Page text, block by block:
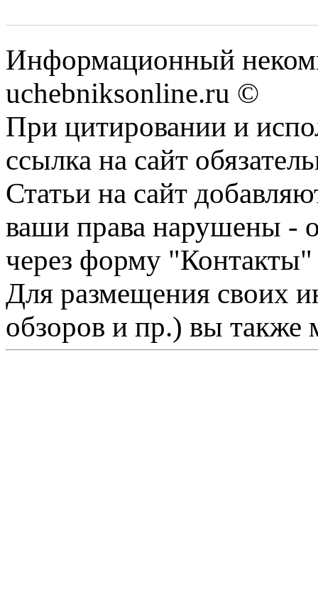
Информационный
uchebniksonline.ru ©
При цитировании и
ссылка на сайт
Статьи на сайт
ваши права нарушены -
через форму "Контакты"
Для размещения своих
обзоров и пр.) вы также